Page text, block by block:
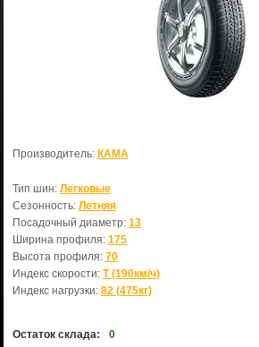
Производитель: КАМА
Тип шин: Легковые
Сезонность: Летняя
Посадочный диаметр: 13
Ширина профиля: 175
Высота профиля: 70
Индекс скорости: T (190км/ч)
Индекс нагрузки: 82 (475кг)
Остаток склада: 0